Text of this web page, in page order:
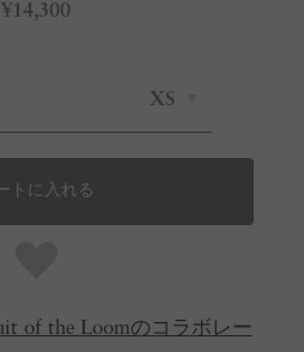
¥14,300
XS
トに入れる
of the Loomのコラボレー